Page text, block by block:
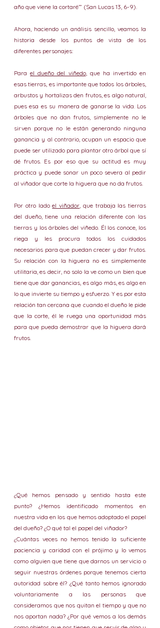
año que viene la cortaré’” (San Lucas 13, 6-9).
Ahora, haciendo un análisis sencillo, veamos la
historia desde los puntos de vista de los
diferentes personajes:
Para el dueño del viñedo, que ha invertido en
esas tierras, es importante que todos los árboles,
arbustos y hortalizas den frutos, es algo natural,
pues esa es su manera de ganarse la vida. Los
árboles que no dan frutos, simplemente no le
sirven porque no le están generando ninguna
ganancia y al contrario, ocupan un espacio que
puede ser utilizado para plantar otro árbol que sí
dé frutos. Es por eso que su actitud es muy
práctica y puede sonar un poco severa al pedir
al viñador que corte la higuera que no da frutos.
Por otro lado el viñador, que trabaja las tierras
del dueño, tiene una relación diferente con las
tierras y los árboles del viñedo. Él los conoce, los
riega y les procura todos los cuidados
necesarios para que puedan crecer y dar frutos.
Su relación con la higuera no es simplemente
utilitaria, es decir, no solo la ve como un bien que
tiene que dar ganancias, es algo más, es algo en
lo que invierte su tiempo y esfuerzo. Y es por esta
relación tan cercana que cuando el dueño le pide
que la corte, él le ruega una oportunidad más
para que pueda demostrar que la higuera dará
frutos.
¿Qué hemos pensado y sentido hasta este
punto? ¿Hemos identificado momentos en
nuestra vida en los que hemos adoptado el papel
del dueño? ¿O qué tal el papel del viñador?
¿Cuántas veces no hemos tenido la suficiente
paciencia y caridad con el prójimo y lo vemos
como alguien que tiene que darnos un servicio o
seguir nuestras órdenes porque tenemos cierta
autoridad sobre él? ¿Qué tanto hemos ignorado
voluntariamente a las personas que
consideramos que nos quitan el tiempo y que no
nos aportan nada? ¿Por qué vemos a los demás